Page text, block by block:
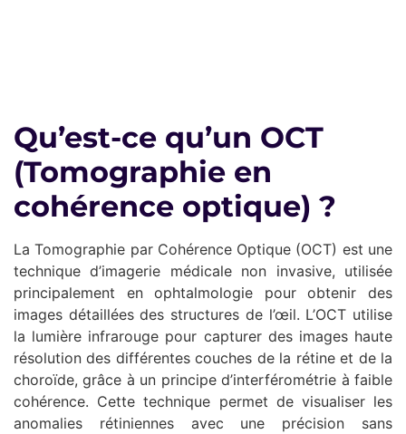
Qu’est-ce qu’un OCT
(Tomographie en
cohérence optique) ?
La Tomographie par Cohérence Optique (OCT) est une
technique d’imagerie médicale non invasive, utilisée
principalement en ophtalmologie pour obtenir des
images détaillées des structures de l’œil. L’OCT utilise
la lumière infrarouge pour capturer des images haute
résolution des différentes couches de la rétine et de la
choroïde, grâce à un principe d’interférométrie à faible
cohérence. Cette technique permet de visualiser les
anomalies rétiniennes avec une précision sans